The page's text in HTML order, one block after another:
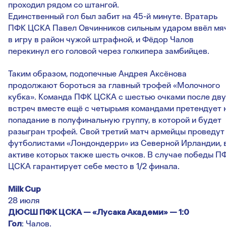
проходил рядом со штангой.
Единственный гол был забит на 45-й минуте. Вратарь
ПФК ЦСКА Павел Овчинников сильным ударом ввёл
в игру в район чужой штрафной, и Фёдор Чалов
перекинул его головой через голкипера замбийцев.
Таким образом, подопечные Андрея Аксёнова
продолжают бороться за главный трофей «Молочного
кубка». Команда ПФК ЦСКА с шестью очками после
встреч вместе ещё с четырьмя командами претендует
попадание в полуфинальную группу, в которой и будет
разыгран трофей. Свой третий матч армейцы проведут
футболистами «Лондондерри» из Северной Ирландии,
активе которых также шесть очков. В случае победы
ЦСКА гарантирует себе место в 1/2 финала.
Milk Cup
28 июля
ДЮСШ ПФК ЦСКА — «Лусака Академи» — 1:0
Гол: Чалов.